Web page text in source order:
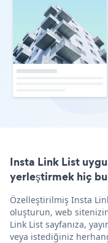
Insta Link List
yerleştirmek hiç
Özelleştirilmiş Insta
oluşturun, web
Link List sayfanıza,
veya istediğiniz